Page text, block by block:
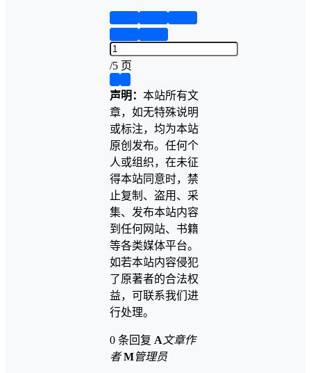
/5 页
声明： 本站所有文
章，如无特殊说明
或标注，均为本站
原创发布。任何个
人或组织，在未征
得本站同意时，禁
止复制、盗用、采
集、发布本站内容
到任何网站、书籍
等各类媒体平台。
如若本站内容侵犯
了原著者的合法权
益，可联系我们进
行处理。
0 条回复 A 文章作
者 M管理员